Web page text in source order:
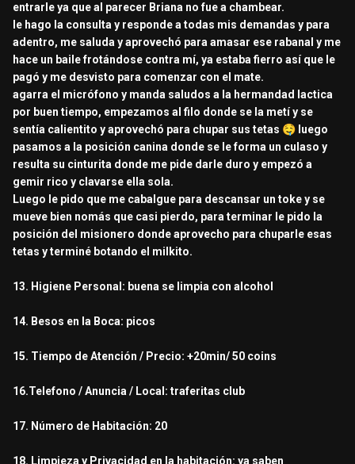
entrarle ya que al parecer Briana no fue a chambear.
le hago la consulta y responde a todas mis demandas y para
adentro, me saluda y aprovechó para amasar ese rabanal y me
hace un baile frotándose contra mí, ya estaba fierro así que le
pagó y me desvisto para comenzar con el mate.
agarra el micrófono y manda saludos a la hermandad lactica
por buen tiempo, empezamos al filo donde se la metí y se
sentía calientito y aprovechó para chupar sus tetas 🤤 luego
pasamos a la posición canina donde se le forma un culaso y
resulta su cinturita donde me pide darle duro y empezó a
gemir rico y clavarse ella sola.
Luego le pido que me cabalgue para descansar un toke y se
mueve bien nomás que casi pierdo, para terminar le pido la
posición del misionero donde aprovecho para chuparle esas
tetas y terminé botando el milkito.
13. Higiene Personal: buena se limpia con alcohol
14. Besos en la Boca: picos
15. Tiempo de Atención / Precio: +20min/ 50 coins
16.Telefono / Anuncia / Local: traferitas club
17. Número de Habitación: 20
18. Limpieza y Privacidad en la habitación: ya saben